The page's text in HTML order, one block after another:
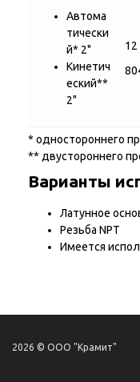
Автома
тически
й* 2"
Кинетич
еский**
2"
* одностороннего
** двустороннего
Варианты
Латунное
Резьба NPT
Имеется
2026 © ООО "Крамит"